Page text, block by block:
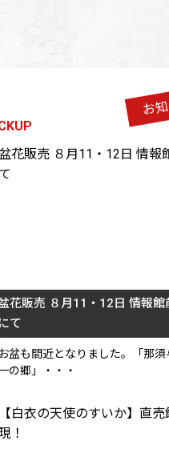
お
花販売 ８月11・12日 情報館
て
お盆も間近となりました。「那須
の郷」・・・